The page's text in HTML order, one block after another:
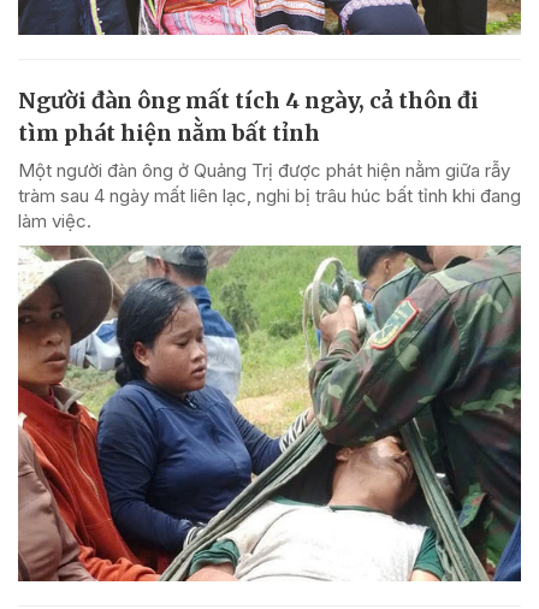
Người đàn ông mất tích 4 ngày, cả thôn đi
tìm phát hiện nằm bất tỉnh
Một người đàn ông ở Quảng Trị được phát hiện nằm giữa rẫy
tràm sau 4 ngày mất liên lạc, nghi bị trâu húc bất tỉnh khi đang
làm việc.